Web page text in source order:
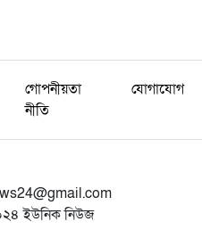
গোপনীয়তা
নীতি
যোগাযোগ
ইউনিক নিউজ